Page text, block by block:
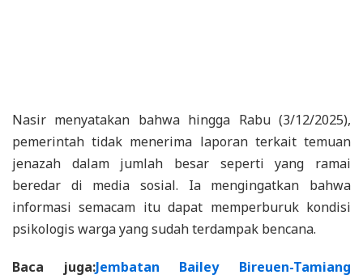
Nasir menyatakan bahwa hingga Rabu (3/12/2025),
pemerintah tidak menerima laporan terkait temuan
jenazah dalam jumlah besar seperti yang ramai
beredar di media sosial. Ia mengingatkan bahwa
informasi semacam itu dapat memperburuk kondisi
psikologis warga yang sudah terdampak bencana.
Baca juga:Jembatan Bailey Bireuen-Tamiang